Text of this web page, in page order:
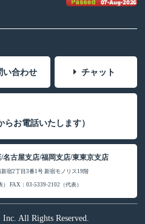
い合わせ チャット
らお電話いたします）
古屋支店/福岡支店/東東京支店
宿2丁目3番1号 新宿モノリス19階
FAX：03-5339-2102（代表）
All Rights Reserved.